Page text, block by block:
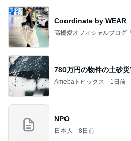
Coordinate by WEAR
高橋愛オフィシャルブログ
780万円の物件の土砂
Amebaトピックス 1日前
NPO
日本人 8日前